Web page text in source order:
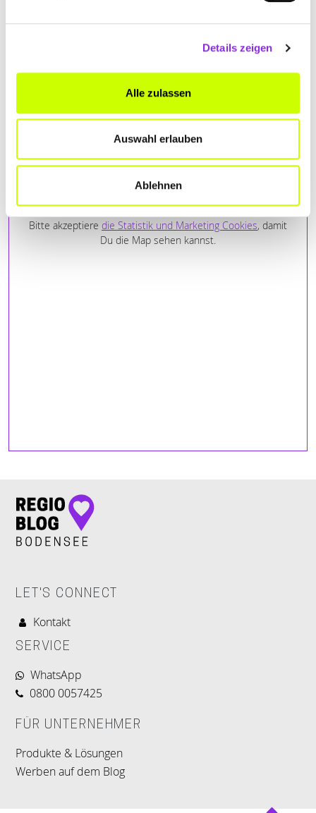
Details zeigen
Alle zulassen
Auswahl erlauben
Ablehnen
Bitte akzeptiere die Statistik und Marketing Cookies, damit
Du die Map sehen kannst.
LET'S CONNECT
Kontakt
SERVICE
WhatsApp
0800 0057425
FÜR UNTERNEHMER
Produkte & Lösungen
Werben auf dem Blog